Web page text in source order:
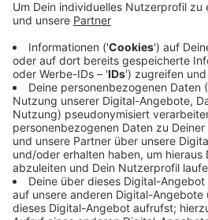
an den Aufzugtüren kleben.
Ralf regt sich auf: Der Aufzug
vergangenen Freitag repariert
auf Nachfrage, ein Fehler an
wieder aufgetreten. Deswegen
Eine Fachfirma soll den Fehler
das geht, ist offen. Radio
Anzeige